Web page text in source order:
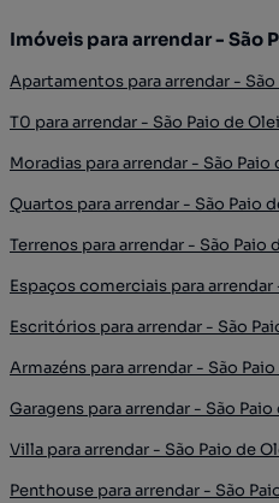
Imóveis para arrendar - São
Apartamentos para arrendar -
T0 para arrendar - São Paio de
Moradias para arrendar - São Paio
Quartos para arrendar - São Paio
Terrenos para arrendar - São Paio
Espaços comerciais para
Escritórios para arrendar - São
Armazéns para arrendar - São
Garagens para arrendar - São
Villa para arrendar - São Paio de
Penthouse para arrendar - São